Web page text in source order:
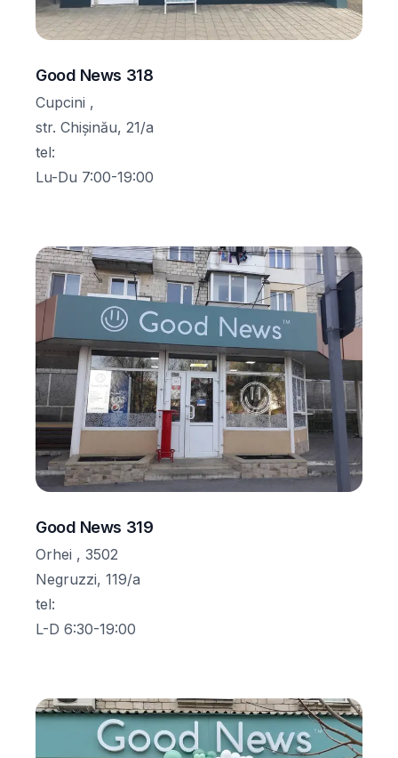
Good News 318
Cupcini ,
str. Chișinău, 21/a
tel:
Lu-Du 7:00-19:00
Good News 319
Orhei , 3502
Negruzzi, 119/a
tel:
L-D 6:30-19:00